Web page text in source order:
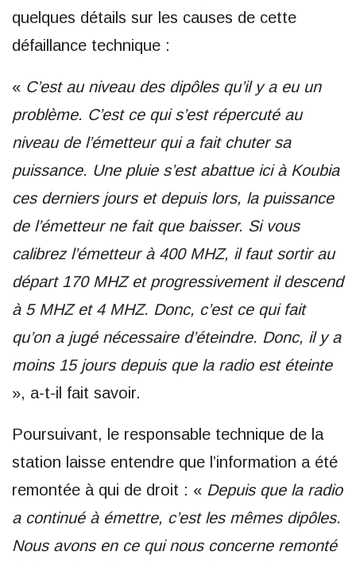
quelques détails sur les causes de cette
défaillance technique :
« C’est au niveau des dipôles qu’il y a eu un
problème. C’est ce qui s’est répercuté au
niveau de l’émetteur qui a fait chuter sa
puissance. Une pluie s’est abattue ici à Koubia
ces derniers jours et depuis lors, la puissance
de l’émetteur ne fait que baisser. Si vous
calibrez l’émetteur à 400 MHZ, il faut sortir au
départ 170 MHZ et progressivement il descend
à 5 MHZ et 4 MHZ. Donc, c’est ce qui fait
qu’on a jugé nécessaire d’éteindre. Donc, il y a
moins 15 jours depuis que la radio est éteinte
», a-t-il fait savoir.
Poursuivant, le responsable technique de la
station laisse entendre que l’information a été
remontée à qui de droit : « Depuis que la radio
a continué à émettre, c’est les mêmes dipôles.
Nous avons en ce qui nous concerne remonté